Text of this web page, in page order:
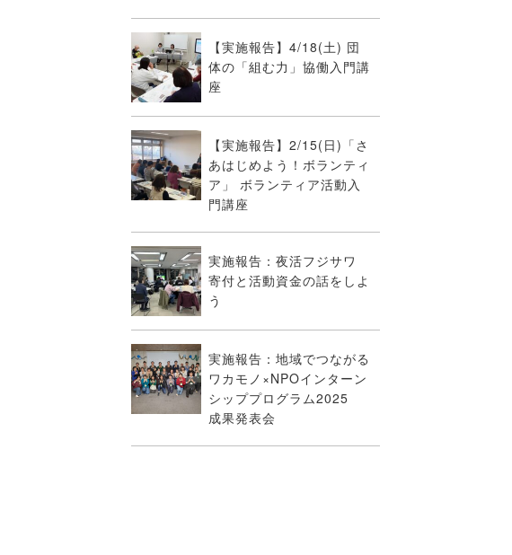
【実施報告】4/18(土) 団
体の「組む力」協働入門講
座
【実施報告】2/15(日)「さ
あはじめよう！ボランティ
ア」 ボランティア活動入
門講座
実施報告：夜活フジサワ
寄付と活動資金の話をしよ
う
実施報告：地域でつながる
ワカモノ×NPOインターン
シッププログラム2025
成果発表会